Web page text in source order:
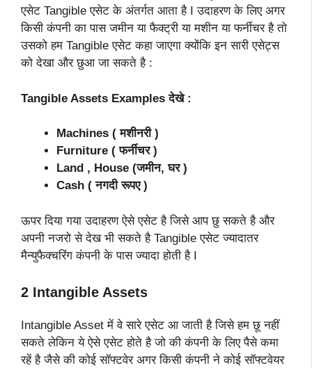
एसेट Tangible एसेट के अंतर्गत आता है I उदाहरण के लिए अगर
किसी कंपनी का पास जमीन या फैक्ट्री या मशीन या फर्नीचर है तो
उसको हम Tangible एसेट कहा जाएगा क्योंकि इन सारी एसेट्स
को देखा और छुआ जा सकते है :
Tangible Assets Examples देखे :
Machines ( मशीनरी )
Furniture ( फर्नीचर )
Land , House (जमीन, घर )
Cash ( नगदी रूपए )
ऊपर दिया गया उदाहरण ऐसे एसेट है जिसे आप छु सकते है और
अपनी नजरो से देख भी सकते है Tangible एसेट ज्यादातर
मैन्युफैक्चरिंग कंपनी के पास ज्यादा होती है I
2 Intangible Assets
Intangible Asset में वे सारे एसेट आ जाती है जिसे हम छू नहीं
सकते लेकिन ये ऐसे एसेट होते है जो की कंपनी के लिए पैसे कमा
रहें है जैसे की कोई सॉफ्टवेर अगर किसी कंपनी ने कोई सॉफ्टवेयर